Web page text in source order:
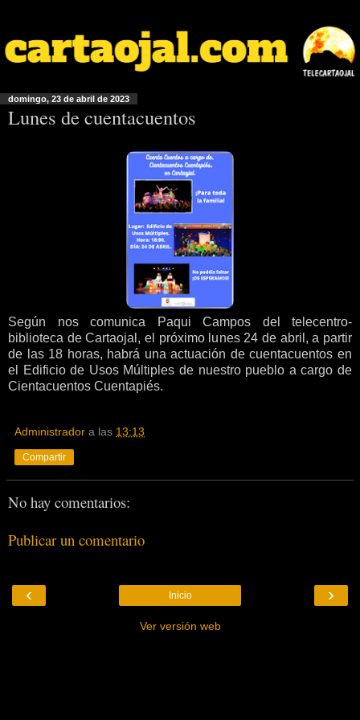
domingo, 23 de abril de 2023
Lunes de cuentacuentos
Según nos comunica Paqui Campos del telecentro-
biblioteca de Cartaojal, el próximo lunes 24 de abril, a partir
de las 18 horas, habrá una actuación de cuentacuentos en
el Edificio de Usos Múltiples de nuestro pueblo a cargo de
Cientacuentos Cuentapiés.
Administrador a las 13:13
Compartir
No hay comentarios:
Publicar un comentario
‹ ›
Inicio
Ver versión web